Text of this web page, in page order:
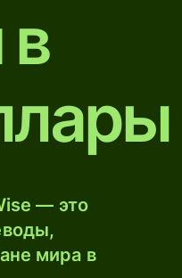
— это
мира в